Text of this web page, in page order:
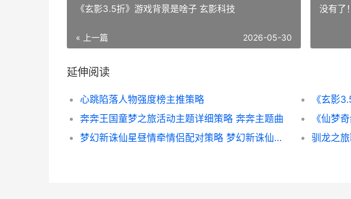
《玄影3.5折》游戏背景是啥子 玄影科技
« 上一篇 2026-05-30
没有了！
延伸阅读
心跳陷落人物强度榜主推策略
《玄影
奔奔王国童梦之旅活动主题详细策略 奔奔主题曲
梦幻新诛仙星昼情牵情侣配对策略 梦幻新诛仙星月歌
驯龙之